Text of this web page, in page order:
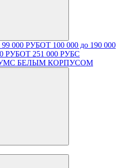
000 РУБОТ 100 000 до 190 000
РУБОТ 251 000 РУБС
С БЕЛЫМ КОРПУСОМ